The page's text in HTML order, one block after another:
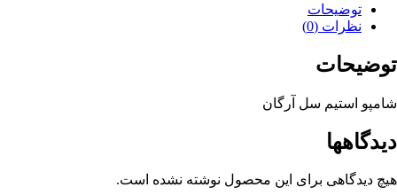
توضیحات
نظرات (0)
توضیحات
شامپو استیم سل آرگان
دیدگاهها
هیچ دیدگاهی برای این محصول نوشته نشده است.